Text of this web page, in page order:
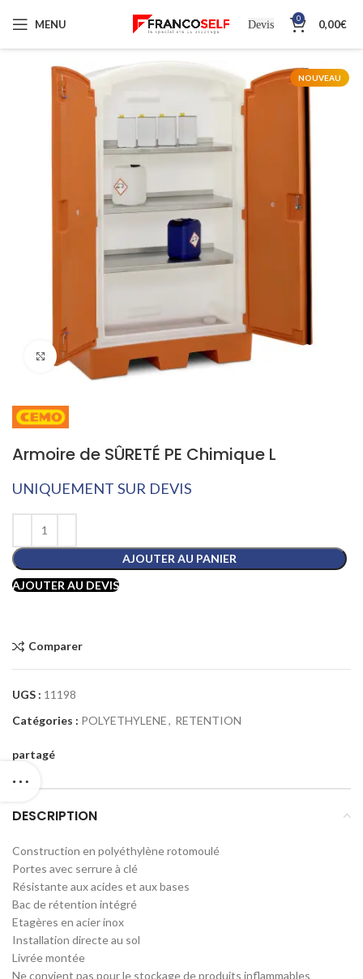
MENU Devis 0 0,00€
NOUVEAU
Cliquez pour agrandir
Armoire de SÛRETÉ PE Chimique L
UNIQUEMENT SUR DEVIS
AJOUTER AU PANIER
AJOUTER AU DEVIS
Comparer
UGS : 11198
Catégories : POLYETHYLENE, RETENTION
partagé
DESCRIPTION
Construction en polyéthylène rotomoulé
Portes avec serrure à clé
Résistante aux acides et aux bases
Bac de rétention intégré
Etagères en acier inox
Installation directe au sol
Livrée montée
Ne convient pas pour le stockage de produits inflammables